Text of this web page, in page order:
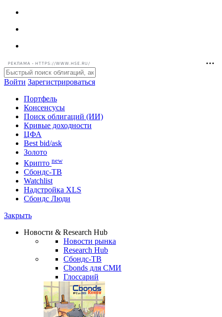
РЕКЛАМА • HTTPS://WWW.HSE.RU/
Войти Зарегистрироваться
Портфель
Консенсусы
Поиск облигаций (ИИ)
Кривые доходности
ЦФА
Best bid/ask
Золото
Крипто new
Watchlist
Сбондс Люди
Новости & Research Hub
Новости рынка
Research Hub
Сбондс-ТВ
Cbonds для СМИ
Глоссарий